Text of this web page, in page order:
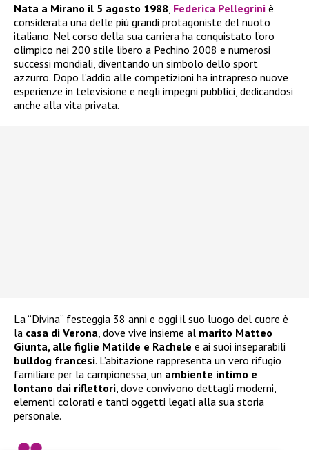
Nata a Mirano il 5 agosto 1988 Federica Pellegrini è
considerata una delle più grandi protagoniste del nuoto
italiano. Nel corso della sua carriera ha conquistato l’oro
olimpico nei 200 stile libero a Pechino 2008 e numerosi
successi mondiali, diventando un simbolo dello sport
azzurro. Dopo l’addio alle competizioni ha intrapreso nuove
esperienze in televisione e negli impegni pubblici, dedicandosi
anche alla vita privata.
La “Divina” festeggia 38 anni e oggi il suo luogo del cuore è
la casa di Verona , dove vive insieme al marito Matteo
Giunta, alle figlie Matilde e Rachele e ai suoi inseparabili
bulldog francesi. L’abitazione rappresenta un vero rifugio
familiare per la campionessa, un ambiente intimo e
lontano dai riflettori , dove convivono dettagli moderni,
elementi colorati e tanti oggetti legati alla sua storia
personale.